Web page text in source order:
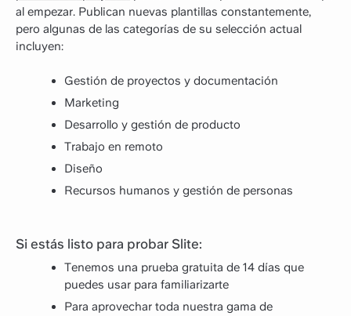
al empezar. Publican nuevas plantillas constantemente,
pero algunas de las categorías de su selección actual
incluyen:
Gestión de proyectos y documentación
Marketing
Desarrollo y gestión de producto
Trabajo en remoto
Diseño
Recursos humanos y gestión de personas
Si estás listo para probar Slite:
Tenemos una prueba gratuita de 14 días que
puedes usar para familiarizarte
Para aprovechar toda nuestra gama de